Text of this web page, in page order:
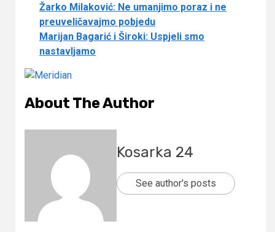
Žarko Milaković: Ne umanjimo poraz i ne
preuveličavajmo pobjedu
Marijan Bagarić i Široki: Uspjeli smo
nastavljamo
About The Author
Kosarka 24
See author's posts